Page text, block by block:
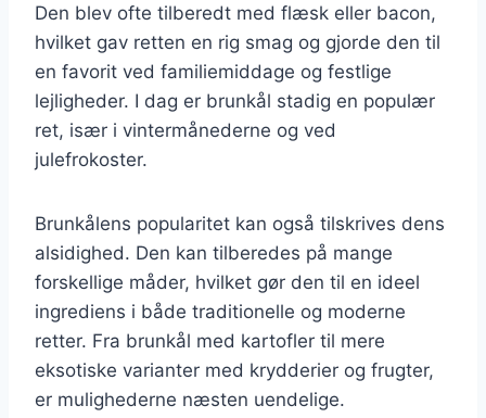
Den blev ofte tilberedt med flæsk eller bacon,
hvilket gav retten en rig smag og gjorde den til
en favorit ved familiemiddage og festlige
lejligheder. I dag er brunkål stadig en populær
ret, især i vintermånederne og ved
julefrokoster.
Brunkålens popularitet kan også tilskrives dens
alsidighed. Den kan tilberedes på mange
forskellige måder, hvilket gør den til en ideel
ingrediens i både traditionelle og moderne
retter. Fra brunkål med kartofler til mere
eksotiske varianter med krydderier og frugter,
er mulighederne næsten uendelige.